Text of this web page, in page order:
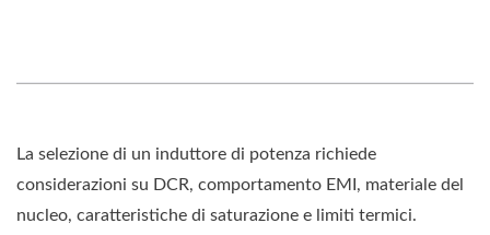
La selezione di un induttore di potenza richiede
considerazioni su DCR, comportamento EMI, materiale del
nucleo, caratteristiche di saturazione e limiti termici.